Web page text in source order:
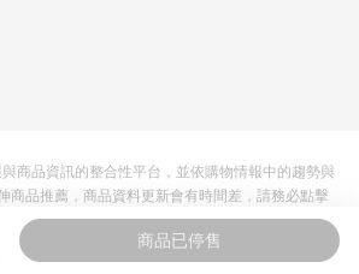
商品已停售
商品資訊的整合性平台，並依購物情報中的趨勢與
商品推薦，商品資料更新會有時間差，請務必點擊
認現售價與購物條件，一切資訊以合作廠商網頁為